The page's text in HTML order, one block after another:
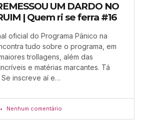
UM DARDO NO
| Quem ri se ferra #16
oficial do Programa Pânico na
tudo sobre o programa, em
trollagens, além das
e matérias marcantes. Tá
inscreve aí e…
Nenhum comentário